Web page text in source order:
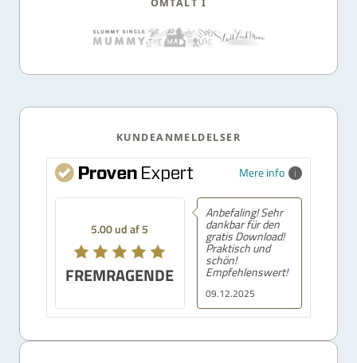
OMTALT I
KUNDEANMELDELSER
Mere info
5.00 ud af 5
FREMRAGENDE
09.12.2025
Anbefaling! Sehr
dankbar für den
gratis Download!
Praktisch und
schön!
Empfehlenswert!